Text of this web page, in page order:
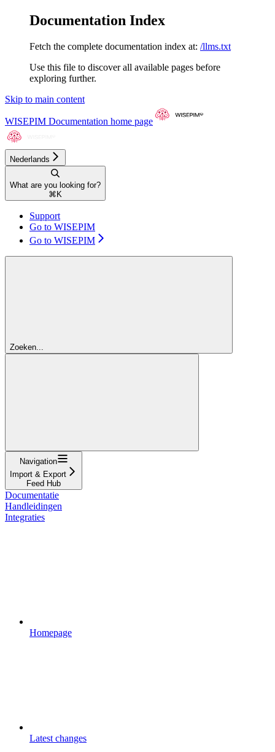
Documentation Index
Fetch the complete documentation index at: /llms.txt
Use this file to discover all available pages before
exploring further.
Skip to main content
WISEPIM Documentation home page
Nederlands
What are you looking for?
⌘ K
Support
Go to WISEPIM
Go to WISEPIM
Zoeken...
Navigation
Import & Export
Feed Hub
Documentatie
Handleidingen
Integraties
Homepage
Latest changes